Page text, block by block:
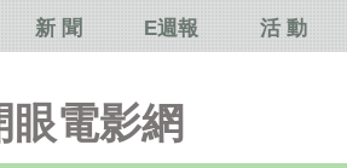
眼電影網
新 聞 E週報 活 動